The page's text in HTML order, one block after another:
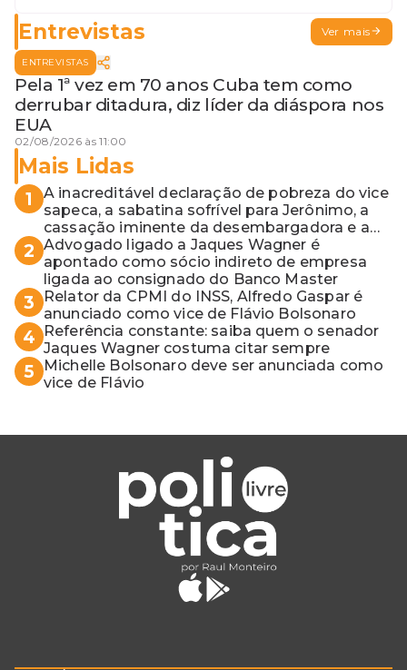
Entrevistas Ver mais
ENTREVISTAS
Pela 1ª vez em 70 anos Cuba tem como
derrubar ditadura, diz líder da diáspora nos
EUA
02/08/2026 às 11:00
Mais Lidas
1
A inacreditável declaração de pobreza do vice
sapeca, a sabatina sofrível para Jerônimo, a
cassação iminente da desembargadora e a
vaga do Quinto para o MP baiano
2 Advogado ligado a Jaques Wagner é
apontado como sócio indireto de empresa
ligada ao consignado do Banco Master
3
Relator da CPMI do INSS, Alfredo Gaspar é
anunciado como vice de Flávio Bolsonaro
4
Referência constante: saiba quem o senador
Jaques Wagner costuma citar sempre
5
Michelle Bolsonaro deve ser anunciada como
vice de Flávio